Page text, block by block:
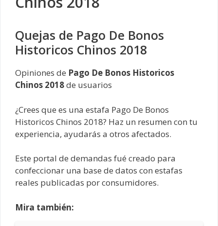
Quejas de Pago De Bonos
Historicos Chinos 2018
Opiniones de Pago De Bonos Historicos
Chinos 2018de usuarios
¿Crees que es una estafa Pago De Bonos
Historicos Chinos 2018? Haz un resumen con tu
experiencia, ayudarás a otros afectados.
Este portal de demandas fué creado para
confeccionar una base de datos con estafas
reales publicadas por consumidores.
Mira también: